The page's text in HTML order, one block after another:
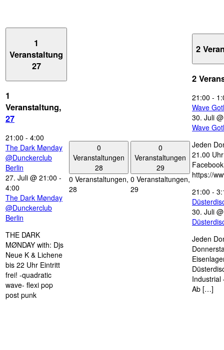
1
Veranstaltung
27
1
Veranstaltung,
27
21:00 - 4:00
The Dark Mønday
@Dunckerclub
Berlin
27. Juli @ 21:00 -
4:00
The Dark Mønday
@Dunckerclub
Berlin
THE DARK
MØNDAY with: Djs
Neue K & Lichene
bis 22 Uhr Eintritt
frei! -quadratic
wave- flexi pop
post punk
0
Veranstaltungen
28
0 Veranstaltungen,
28
0
Veranstaltungen
29
0 Veranstaltungen,
29
2
2
21:00 -
Wave
30. Juli
Wave
Jeden
21.00
https://
21:00 -
30. Juli
Jeden
Industrial
Ab […]